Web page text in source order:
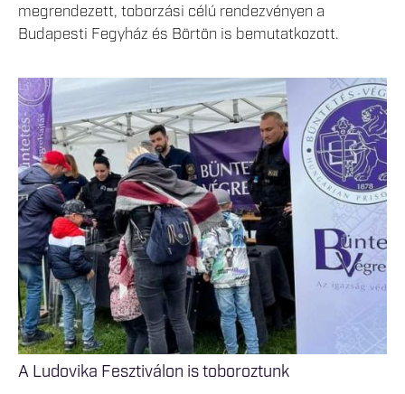
megrendezett, toborzási célú rendezvényen a
Budapesti Fegyház és Börtön is bemutatkozott.
A Ludovika Fesztiválon is toboroztunk